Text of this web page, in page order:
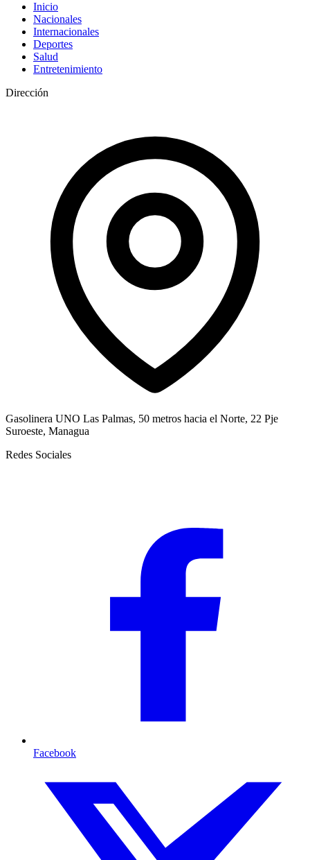
Inicio
Nacionales
Internacionales
Deportes
Salud
Entretenimiento
Dirección
Gasolinera UNO Las Palmas, 50 metros hacia el Norte, 22 Pje
Suroeste, Managua
Redes Sociales
Facebook